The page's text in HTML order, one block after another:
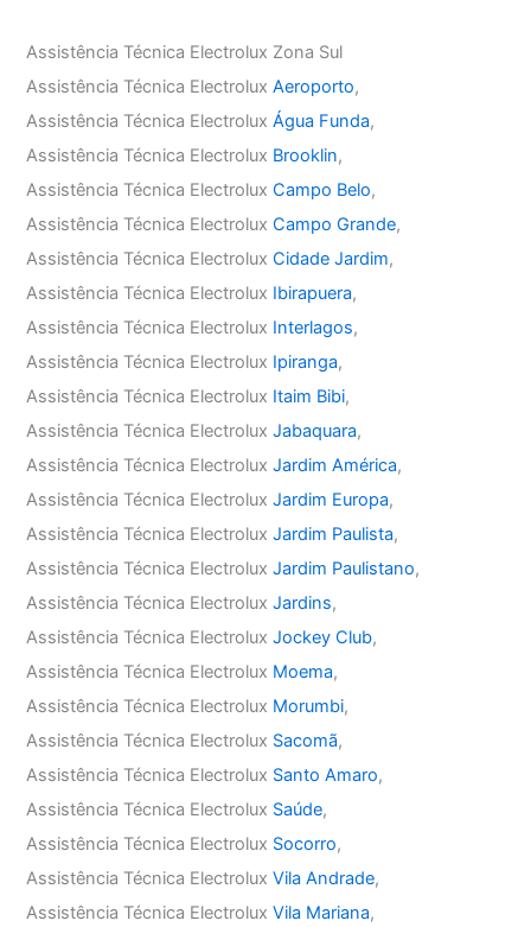
Assistência Técnica Electrolux Zona Sul
Assistência Técnica ElectroluxAeroporto,
Assistência Técnica ElectroluxÁgua Funda,
Assistência Técnica Electrolux Brooklin,
Assistência Técnica ElectroluxCampo Belo,
Assistência Técnica ElectroluxCampo Grande,
Assistência Técnica ElectroluxCidade Jardim,
Assistência Técnica Electrolux Ibirapuera,
Assistência Técnica Electrolux Interlagos,
Assistência Técnica Electrolux Ipiranga,
Assistência Técnica Electrolux Itaim Bibi,
Assistência Técnica ElectroluxJabaquara,
Assistência Técnica ElectroluxJardim América,
Assistência Técnica ElectroluxJardim Europa,
Assistência Técnica ElectroluxJardim Paulista,
Assistência Técnica ElectroluxJardim Paulistano,
Assistência Técnica ElectroluxJardins,
Assistência Técnica ElectroluxJockey Club,
Assistência Técnica Electrolux Moema,
Assistência Técnica Electrolux Morumbi,
Assistência Técnica Electrolux Sacomã,
Assistência Técnica Electrolux Santo Amaro,
Assistência Técnica Electrolux Saúde,
Assistência Técnica Electrolux Socorro,
Assistência Técnica ElectroluxVila Andrade,
Assistência Técnica ElectroluxVila Mariana,